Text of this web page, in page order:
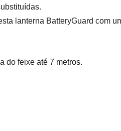
lanterna BatteryGuard com
do feixe até 7 metros.